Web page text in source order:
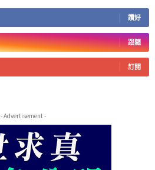
讚好
跟隨
訂閱
- Advertisement -